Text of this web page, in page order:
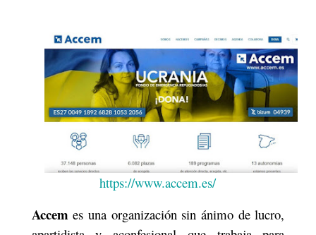
https://www.accem.es/
Accem es una organización sin ánimo de lucro,